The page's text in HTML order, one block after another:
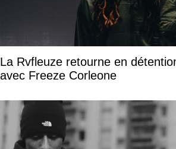
La Rvfleuze retourne en
avec Freeze Corleone